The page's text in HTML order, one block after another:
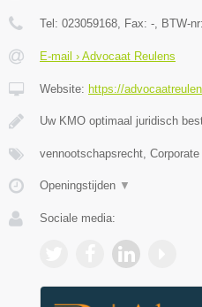
Tel: 023059168 , Fax: - , BTW-nr:
E-mail › Advocaat Reulens
Website: https://
Uw KMO optimaal juridisch
vennootschapsrecht,
Openingstijden ▼
Sociale media: